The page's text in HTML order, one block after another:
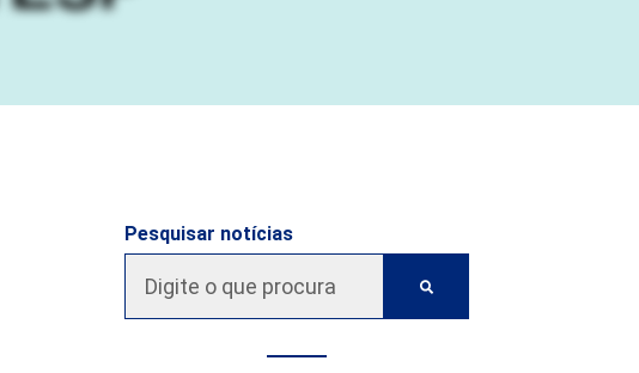
Pesquisar notícias